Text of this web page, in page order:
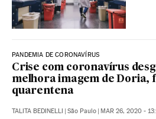
PANDEMIA DE CORONAVÍRUS
Crise com coronavírus
melhora imagem de Doria,
quarentena
TALITA BEDINELLI | São Paulo | MAR 26, 2020 -